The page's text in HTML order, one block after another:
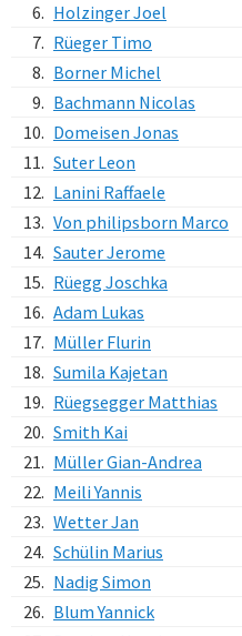
6. Holzinger Joel
7. Rüeger Timo
8. Borner Michel
9. Bachmann Nicolas
10. Domeisen Jonas
11. Suter Leon
12. Lanini Raffaele
13. Von philipsborn Marco
14. Sauter Jerome
15. Rüegg Joschka
16. Adam Lukas
17. Müller Flurin
18. Sumila Kajetan
19. Rüegsegger Matthias
20. Smith Kai
21. Müller Gian-Andrea
22. Meili Yannis
23. Wetter Jan
24. Schülin Marius
25. Nadig Simon
26. Blum Yannick